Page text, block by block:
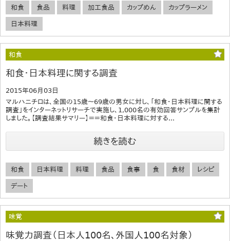
和食 食品 料理 加工食品 カップめん カップラーメン
日本料理
和食
和食・日本料理に関する調査
2015年06月03日
マルハニチロは、全国の15歳～69歳の男女に対し、「和食・日本料理に関する
調査」をインターネットリサーチで実施し、1,000名の有効回答サンプルを集計
しました。【調査結果サマリー】＝＝和食・日本料理に対する...
続きを読む
和食 日本料理 料理 食品 食事 食 食材 レシピ
デート
味覚
味覚力調査（日本人100名、外国人100名対象）